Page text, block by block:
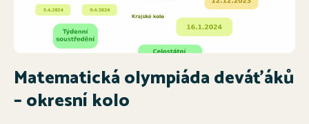
Matematická olympiáda deváťáků
– okresní kolo